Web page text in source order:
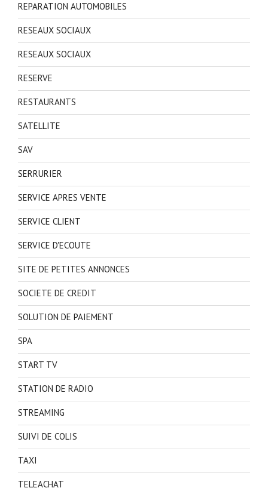
REPARATION AUTOMOBILES
RESEAUX SOCIAUX
RESEAUX SOCIAUX
RESERVE
RESTAURANTS
SATELLITE
SAV
SERRURIER
SERVICE APRES VENTE
SERVICE CLIENT
SERVICE D'ECOUTE
SITE DE PETITES ANNONCES
SOCIETE DE CREDIT
SOLUTION DE PAIEMENT
SPA
START TV
STATION DE RADIO
STREAMING
SUIVI DE COLIS
TAXI
TELEACHAT